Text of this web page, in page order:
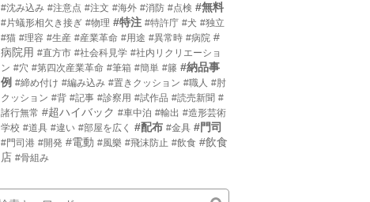
#沈み込み #注意点 #注文 #海外 #消防 #点検 #無料
#片蟻形相欠き接ぎ #物理 #特注 #特許庁 #犬 #独立
#猫 #理容 #生産 #産業革命 #用途 #異常時 #病院 #
病院用 #直方市 #社会科見学 #社内リクリエーショ
ン #穴 #第四次産業革命 #筆箱 #簡単 #籐 #納品事
例 #締め付け #編み込み #置きクッション #職人 #肘
クッション #背 #記事 #診察用 #試作品 #読売新聞 #
諸行無常 #超ハイバック #車中泊 #輸出 #造形芸術
学校 #道具 #違い #部屋を広く #配布 #金具 #門司
#門司港 #開発 #電動 #風樂 #飛沫防止 #飲食 #飲食
店 #骨組み